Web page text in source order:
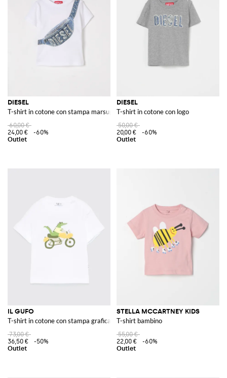
DIESEL
T-shirt in cotone con stampa marsupio
60,00 €
24,00 €
-60%
DIESEL
T-shirt in cotone con logo
50,00 €
20,00 €
-60%
IL GUFO
T-shirt in cotone con stampa grafica
73,00 €
36,50 €
-50%
STELLA MCCARTNEY KIDS
T-shirt bambino
55,00 €
22,00 €
-60%